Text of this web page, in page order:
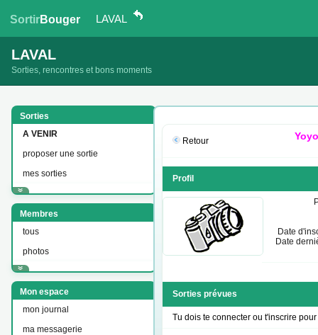
SortirBouger LAVAL
LAVAL
Sorties, rencontres et bons moments
Sorties
A VENIR
proposer une sortie
mes sorties
Membres
tous
photos
Mon espace
mon journal
ma messagerie
Retour
Profil
Date
Date
Sorties prévues
Tu dois te connecter ou t'inscrire